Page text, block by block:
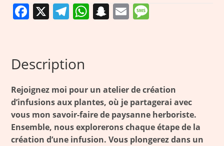
F
e
b
o
o
k
X T
g
r
a
m
W
p
p
S
h
a
t
E
e
Description
Rejoignez moi pour un atelier de création
d’infusions aux plantes, où je partagerai avec
vous mon savoir-faire de paysanne herboriste.
Ensemble, nous explorerons chaque étape de la
création d’une infusion. Vous plongerez dans un